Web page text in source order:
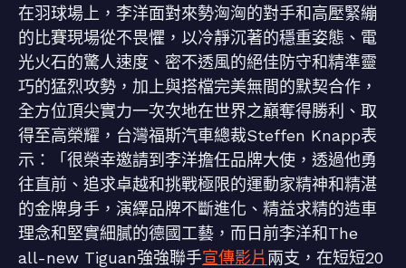
在羽球場上，李洋面對來勢洶洶的對手和高壓緊繃
的比賽現場從不畏懼，以冷靜沉著的穩重姿態、電
光火石的驚人速度、密不透風的絕佳防守和精準靈
巧的猛烈攻勢，加上與搭檔完美無間的默契合作，
全方位頂尖實力一次次地在世界之巔奪得勝利、取
得至高榮耀，台灣福斯汽車總裁Steffen Knapp表
示：「很榮幸邀請到李洋擔任品牌大使，透過他勇
往直前、追求卓越和挑戰極限的運動家精神和精湛
的金牌身手，演繹品牌不斷進化、精益求精的造車
理念和堅實細膩的德國工藝，而日前李洋和The
all-new Tiguan強強聯手宣傳影片 兩支，在短短20